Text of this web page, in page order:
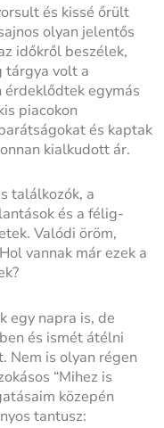
és kissé őrült
olyan jelentős
időkről beszélek,
tárgya volt a
érdeklődtek egymás
piacokon
és kaptak
kialkudott ár.
találkozók, a
és a félig-
Valódi öröm,
vannak már ezek a
egy napra is, de
és ismét átélni
Nem is olyan régen
“Mihez is
közepén
tantusz: